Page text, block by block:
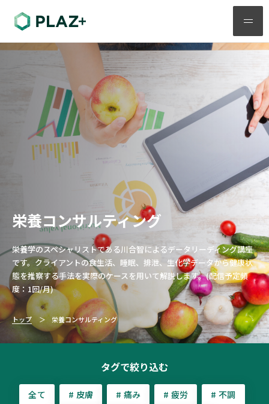
メ
ニ
ュ
栄養コンサルティング
栄養学のスペシャリストである川合智によるデータリーディング講座
です。クライアントの食生活、睡眠、排泄、生化学データから健康状
態を推察する手法を実際のケースを用いて解説します。(配信予定頻
度：1回/月)
トップ 栄養コンサルティング
タグで絞り込む
全て # 皮膚 # 痛み # 疲労 # 不調